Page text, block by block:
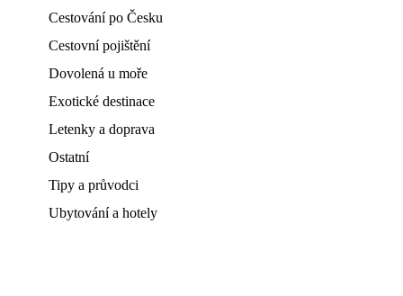
Cestování po Česku
Cestovní pojištění
Dovolená u moře
Exotické destinace
Letenky a doprava
Ostatní
Tipy a průvodci
Ubytování a hotely